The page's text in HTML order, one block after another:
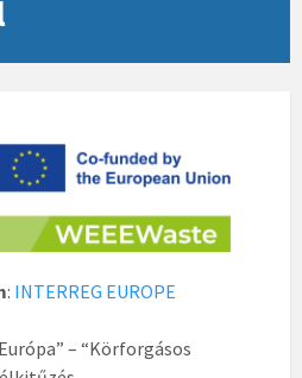
: INTERREG EUROPE
– “Körforgásos